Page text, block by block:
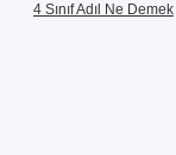
4 Sınıf Adıl Ne Demek